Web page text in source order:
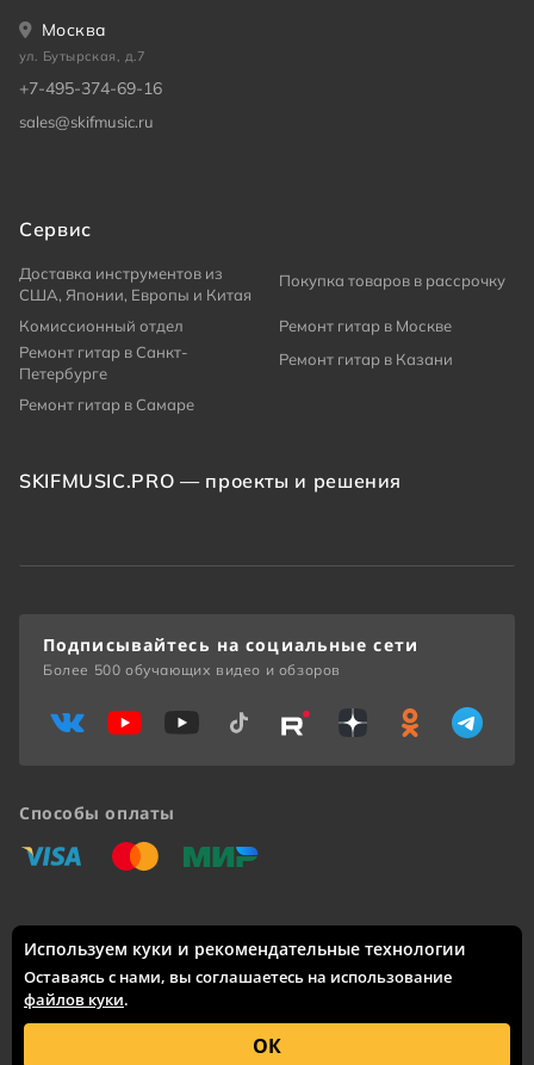
Москва
ул. Бутырская, д.7
+7-495-374-69-16
sales@skifmusic.ru
Сервис
Доставка инструментов из
США, Японии, Европы и Китая
Покупка товаров в рассрочку
Комиссионный отдел
Ремонт гитар в Москве
Ремонт гитар в Санкт-
Петербурге
Ремонт гитар в Казани
Ремонт гитар в Самаре
SKIFMUSIC.PRO — проекты и решения
© 2005 – 2026 Каталог интернет-сайта
исключительно информационный характер и ни при каких
Доставка по России: Москва, Санкт-Петербург, Новосибирск,
Екатеринбург, Казань, Нижний Новгород, Челябинск,
Красноярск, Самара, Уфа, Ростов-на-Дону, Омск, Краснодар,
Воронеж, Волгоград, Пермь и другие города.
Способы оплаты
«Виза» «Мастеркард»
«Мир»
Подписывайтесь на социальные сети
Более 500 обучающих видео и обзоров
Используем куки и рекомендательные технологии
Оставаясь с нами, вы соглашаетесь на использование
файлов куки.
ОК